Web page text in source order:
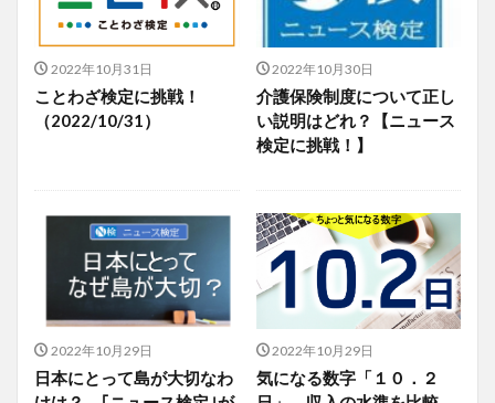
2022年10月31日
ことわざ検定に挑戦！
（2022/10/31）
2022年10月30日
介護保険制度について正し
い説明はどれ？【ニュース
検定に挑戦！】
2022年10月29日
日本にとって島が大切なわ
2022年10月29日
気になる数字「１０．２